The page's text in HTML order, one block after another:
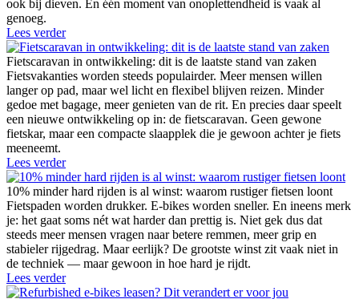
ook bij dieven. En één moment van onoplettendheid is vaak al
genoeg.
Lees verder
Fietscaravan in ontwikkeling: dit is de laatste stand van zaken
Fietsvakanties worden steeds populairder. Meer mensen willen
langer op pad, maar wel licht en flexibel blijven reizen. Minder
gedoe met bagage, meer genieten van de rit. En precies daar speelt
een nieuwe ontwikkeling op in: de fietscaravan. Geen gewone
fietskar, maar een compacte slaapplek die je gewoon achter je fiets
meeneemt.
Lees verder
10% minder hard rijden is al winst: waarom rustiger fietsen loont
Fietspaden worden drukker. E-bikes worden sneller. En ineens merk
je: het gaat soms nét wat harder dan prettig is. Niet gek dus dat
steeds meer mensen vragen naar betere remmen, meer grip en
stabieler rijgedrag. Maar eerlijk? De grootste winst zit vaak niet in
de techniek — maar gewoon in hoe hard je rijdt.
Lees verder